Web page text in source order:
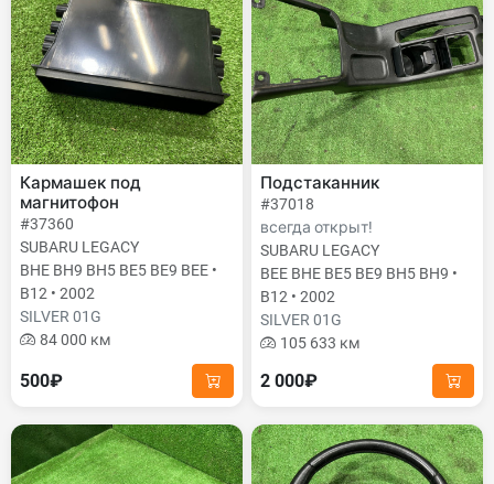
Кармашек под
магнитофон
#37360
SUBARU LEGACY
BHE BH9 BH5 BE5 BE9 BEE •
B12 • 2002
SILVER 01G
84 000 км
500₽
Подстаканник
#37018
всегда открыт!
SUBARU LEGACY
BEE BHE BE5 BE9 BH5 BH9 •
B12 • 2002
SILVER 01G
105 633 км
2 000₽